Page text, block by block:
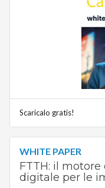
Scaricalo gratis!
WHITE PAPER
FTTH: il
digitale per le